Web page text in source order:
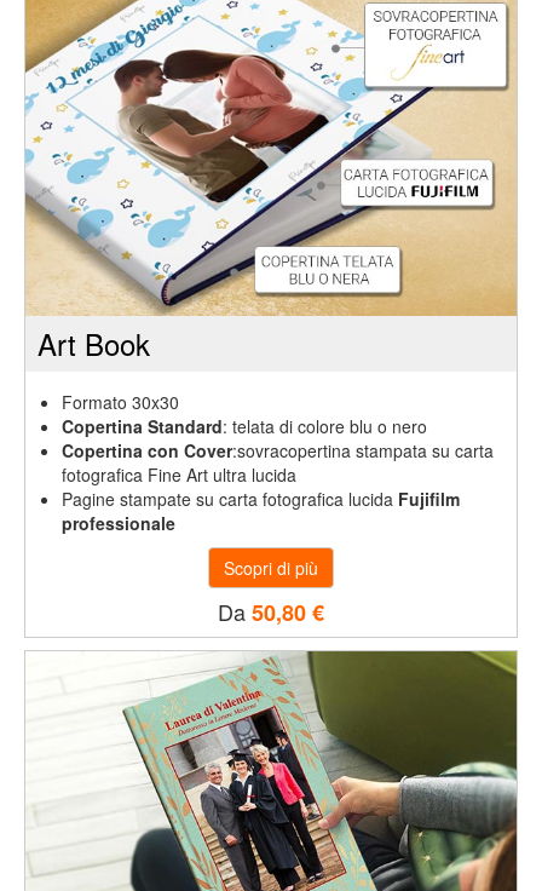
AlpitourWorld
(Stampe)
Enel
Hotel
Gardenia
Party
Vodafone
al
fotografici
Art Book
Formato 30x30
Copertina Standard: telata di colore blu o nero
Copertina con Cover:sovracopertina stampata su carta
fotografica Fine Art ultra lucida
Pagine stampate su carta fotografica lucida Fujifilm
professionale
Da50,80 €